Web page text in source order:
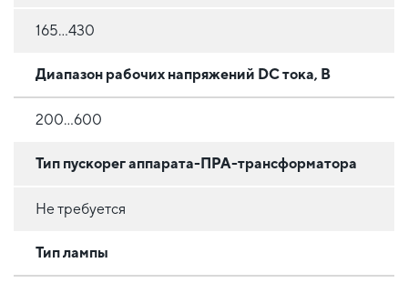
165…430
Диапазон рабочих напряжений DC тока, В
200…600
Тип пускорег аппарата-ПРА-трансформатора
Не требуется
Тип лампы